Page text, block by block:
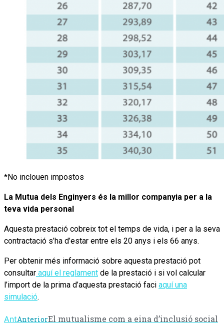
*No inclouen impostos
La Mutua dels Enginyers és la millor companyia per a la
teva vida personal
Aquesta prestació cobreix tot el temps de vida, i per a la seva
contractació s’ha d’estar entre els 20 anys i els 66 anys.
Per obtenir més informació sobre aquesta prestació pot
consultar aquí el reglament de la prestació i si vol calcular
l’import de la prima d’aquesta prestació faci aquí una
simulació.
AntAnteriorEl mutualisme com a eina d’inclusió social